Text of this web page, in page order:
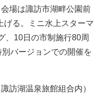
場は諏訪市湖畔公園前
げる。ミニ水上スターマ
、10日の市制施行80周
バージョンでの開催を
訪湖温泉旅館組合内）